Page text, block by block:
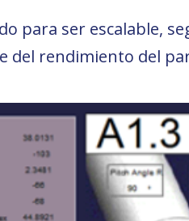
para ser escalable,
del rendimiento del